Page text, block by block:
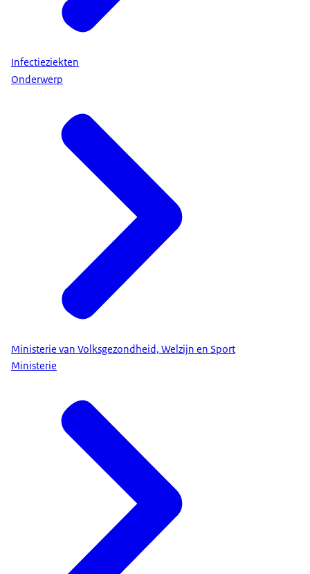
Infectieziekten
Onderwerp
Ministerie van Volksgezondheid, Welzijn en Sport
Ministerie